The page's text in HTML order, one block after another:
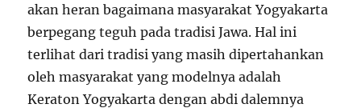
akan heran bagaimana masyarakat Yogyakarta
berpegang teguh pada tradisi Jawa. Hal ini
terlihat dari tradisi yang masih dipertahankan
oleh masyarakat yang modelnya adalah
Keraton Yogyakarta dengan abdi dalemnya